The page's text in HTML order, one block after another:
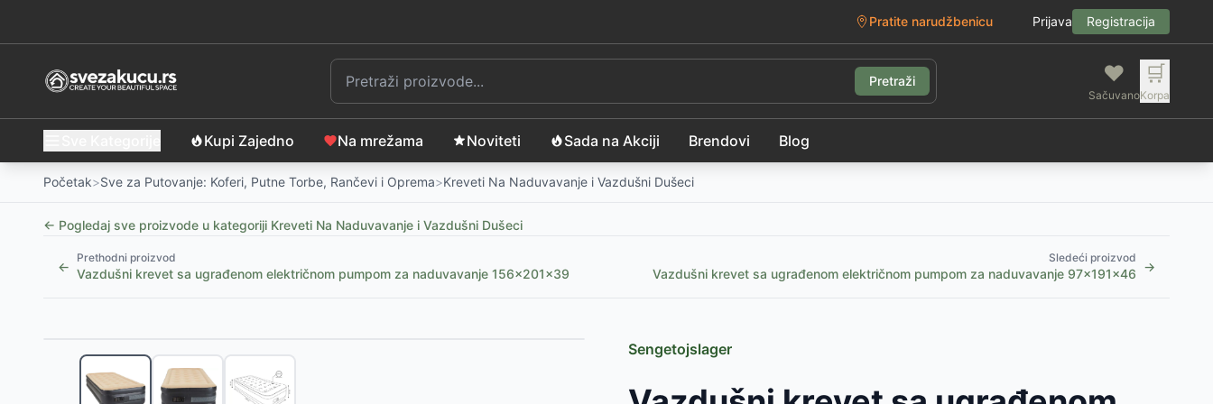
Pratite narudžbenicu Prijava Registracija
Pretraži ❤️
Sačuvano
🛒
Korpa
Kupi Zajedno Na mrežama Noviteti Sada na Akciji Brendovi Blog
Početak>Sve za Putovanje: Koferi, Putne Torbe, Rančevi i Oprema>Kreveti Na Naduvavanje i Vazdušni Dušeci
← Pogledaj sve proizvode u kategoriji Kreveti Na Naduvavanje i Vazdušni Dušeci
←
Prethodni proizvod
Vazdušni krevet sa ugrađenom električnom pumpom za naduvavanje 156x201x39
Sledeći proizvod
Vazdušni krevet sa ugrađenom električnom pumpom za naduvavanje 97x191x46 →
INTEX Empire fotelja na naduvavanje, 112 x 109 x 69 cm
Vazdušni krevet za 2 osobe sa CoilBeam konstrukcijom, 203x152x22 cm
RSD
Sengetojslager